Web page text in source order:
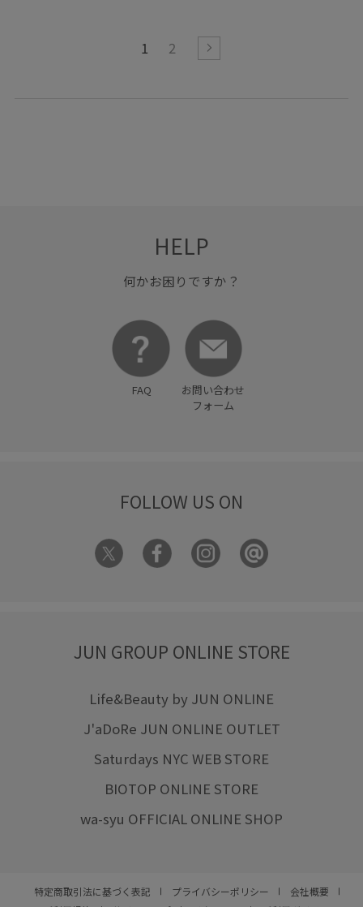
1 2
HELP
何かお困りですか？
FAQ
お問い合わせ
フォーム
FOLLOW US ON
JUN GROUP ONLINE STORE
Life&Beauty by JUN ONLINE
J'aDoRe JUN ONLINE OUTLET
Saturdays NYC WEB STORE
BIOTOP ONLINE STORE
wa-syu OFFICIAL ONLINE SHOP
特定商取引法に基づく表記 プライバシーポリシー
会社概要